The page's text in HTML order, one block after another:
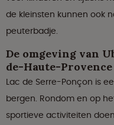
de kleinsten kunnen ook
peuterbadje.
De omgeving van
de-Haute-Provence
Lac de Serre-Ponçon is
bergen. Rondom en op
sportieve activiteiten